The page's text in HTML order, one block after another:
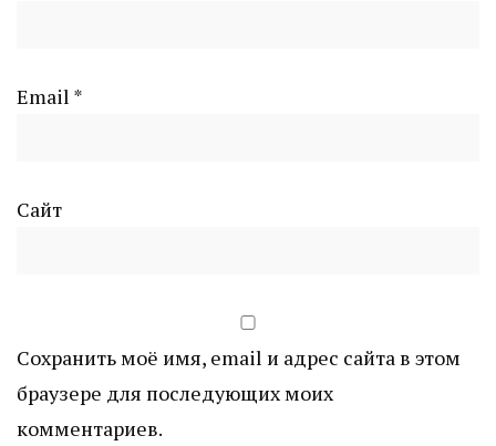
Email *
Сайт
Сохранить моё имя, email и адрес сайта в этом
браузере для последующих моих
комментариев.